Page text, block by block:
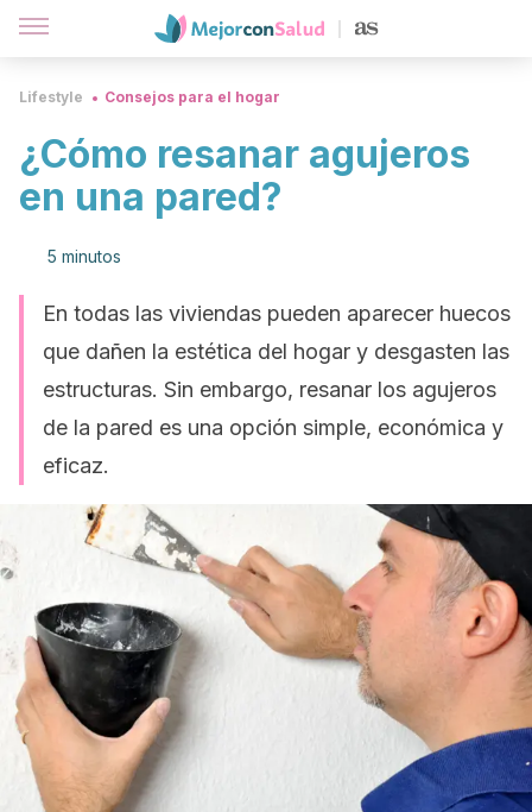
Lifestyle Consejos para el hogar
¿Cómo resanar agujeros
en una pared?
5 minutos
En todas las viviendas pueden aparecer huecos
que dañen la estética del hogar y desgasten las
estructuras. Sin embargo, resanar los agujeros
de la pared es una opción simple, económica y
eficaz.